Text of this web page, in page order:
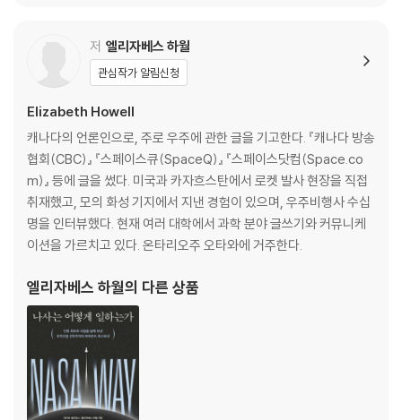
저 엘리자베스 하월
관심작가 알림신청
Elizabeth Howell
캐나다의 언론인으로, 주로 우주에 관한 글을 기고한다. 『캐나다 방송
협회(CBC)』 『스페이스큐(SpaceQ)』 『스페이스닷컴(Space.co
m)』 등에 글을 썼다. 미국과 카자흐스탄에서 로켓 발사 현장을 직접
취재했고, 모의 화성 기지에서 지낸 경험이 있으며, 우주비행사 수십
명을 인터뷰했다. 현재 여러 대학에서 과학 분야 글쓰기와 커뮤니케
이션을 가르치고 있다. 온타리오주 오타와에 거주한다.
엘리자베스 하월의 다른 상품